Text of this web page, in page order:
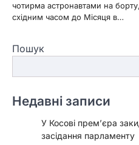
чотирма астронавтами на
східним часом до Місяця в…
Пошук
Недавні записи
У Косові прем’єра
засідання парламенту